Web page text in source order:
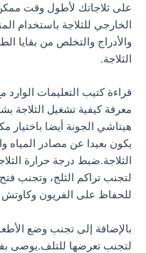
على ثلاجاتك لأطول وقت
الخارجي للثلاجة باستخدام
والأدراج والتخلص من بقايا
الثلاجة.
قراءة كتيب التعليمات
معرفة كيفية تشغيل
هيتاشي الجونة أيضا
يكون بعيدا عن مصادر المياه
الثلاجة.ضبط درجة حرارة
لتجنب تراكم الثلج، وتجنب
للحفاظ على الفريون وكاوتش
بالإضافة إلى تجنب وضع
لتجنب تعرضها للتلف.يوصى